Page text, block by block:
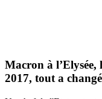
Macron à l’Elysée,
2017, tout a changé